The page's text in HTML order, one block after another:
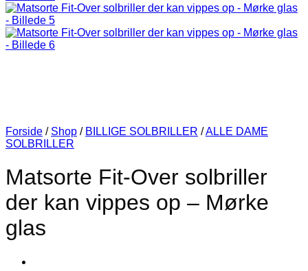
Forside / Shop / BILLIGE SOLBRILLER /ALLE DAME
SOLBRILLER
Matsorte Fit-Over solbriller
der kan vippes op – Mørke
glas